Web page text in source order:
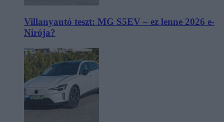
Villanyautó teszt: MG S5EV – ez lenne 2026 e-
Nirója?